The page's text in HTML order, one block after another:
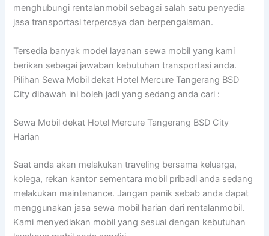
menghubungi rentalanmobil sebagai salah satu penyedia
jasa transportasi terpercaya dan berpengalaman.
Tersedia banyak model layanan sewa mobil yang kami
berikan sebagai jawaban kebutuhan transportasi anda.
Pilihan Sewa Mobil dekat Hotel Mercure Tangerang BSD
City dibawah ini boleh jadi yang sedang anda cari :
Sewa Mobil dekat Hotel Mercure Tangerang BSD City
Harian
Saat anda akan melakukan traveling bersama keluarga,
kolega, rekan kantor sementara mobil pribadi anda sedang
melakukan maintenance. Jangan panik sebab anda dapat
menggunakan jasa sewa mobil harian dari rentalanmobil.
Kami menyediakan mobil yang sesuai dengan kebutuhan